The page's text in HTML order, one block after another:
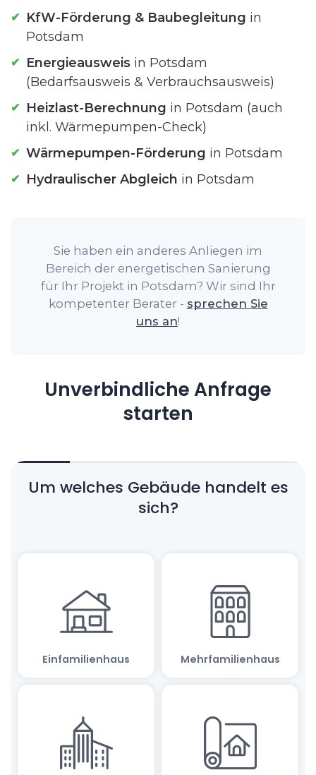
KfW-Förderung & Baubegleitung in
Potsdam
Energieausweis in Potsdam
(Bedarfsausweis & Verbrauchsausweis)
Heizlast-Berechnung in Potsdam (auch
inkl. Wärmepumpen-Check)
Wärmepumpen-Förderung in Potsdam
Hydraulischer Abgleich in Potsdam
Sie haben ein anderes Anliegen im
Bereich der energetischen Sanierung
für Ihr Projekt in Potsdam? Wir sind Ihr
kompetenter Berater - sprechen Sie
uns an!
Unverbindliche Anfrage
starten